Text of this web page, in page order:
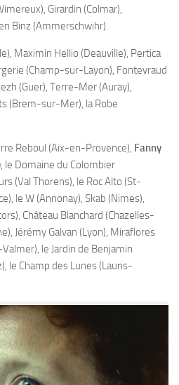
Girardin (Colmar),
Binz (Ammerschwihr).
Maximin Hellio (Deauville), Pertica
(Champ-sur-Layon), Fontevraud
(Guer), Terre-Mer (Auray),
(Brem-sur-Mer), la Robe
Reboul (Aix-en-Provence), Fanny
, le Domaine du Colombier
(Val Thorens), le Roc Alto (St-
le W (Annonay), Skab (Nimes),
Château Blanchard (Chazelles-
Jérémy Galvan (Lyon), Miraflores
le Jardin de Benjamin
le Champ des Lunes (Lauris-